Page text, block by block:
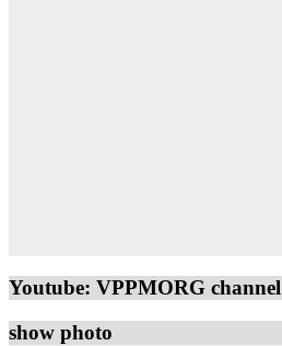
Youtube: VPPMORG channel
show photo